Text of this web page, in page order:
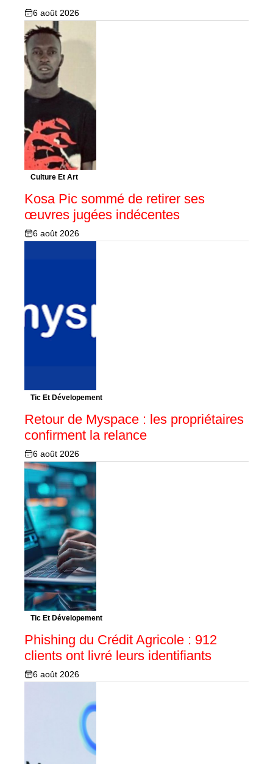
6 août 2026
Culture Et Art
Kosa Pic sommé de retirer ses
œuvres jugées indécentes
6 août 2026
Tic Et Dévelopement
Retour de Myspace : les propriétaires
confirment la relance
6 août 2026
Tic Et Dévelopement
Phishing du Crédit Agricole : 912
clients ont livré leurs identifiants
6 août 2026